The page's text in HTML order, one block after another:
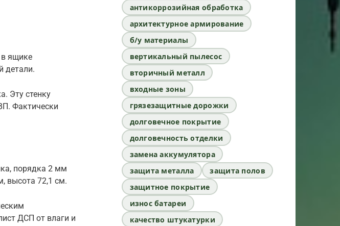
ящике
детали.
Эту стенку
Фактически
порядка 2 мм
высота 72,1 см.
ДСП от влаги и
антикоррозийная обработка
архитектурное армирование
б/у материалы
вертикальный пылесос
вторичный металл
входные зоны
грязезащитные дорожки
долговечное покрытие
долговечность отделки
замена аккумулятора
защита металла
защита полов
защитное покрытие
износ батареи
качество штукатурки